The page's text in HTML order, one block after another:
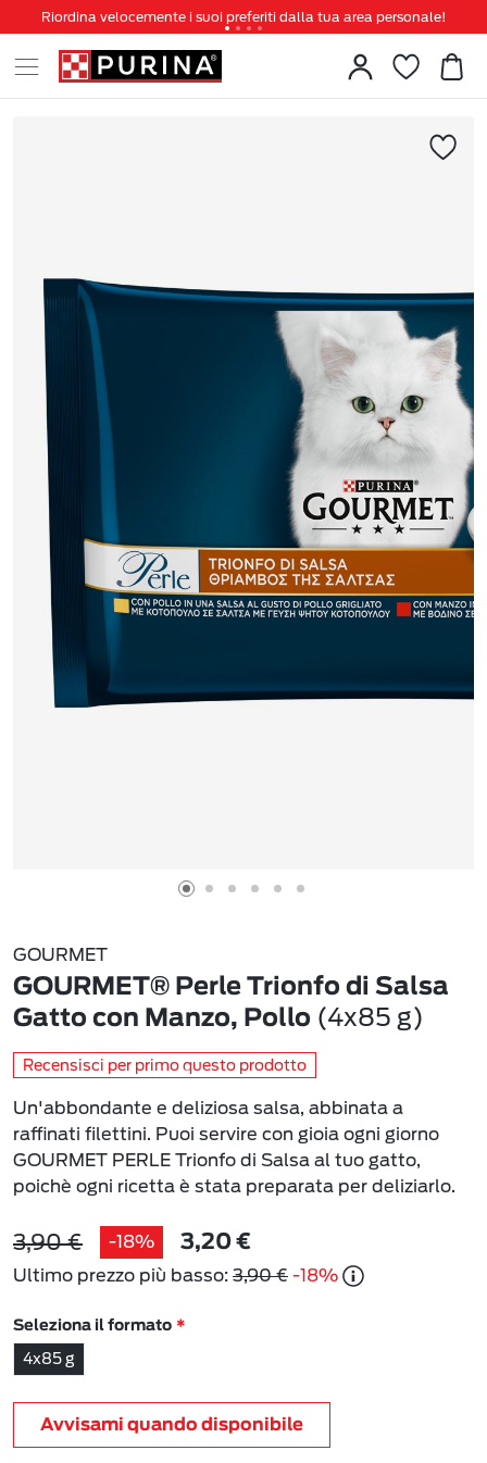
Riordina velocemente i suoi preferiti dalla tua area personale!
Tanti sconti e novità ti aspettano, non perderteli!
Spedizione gratuita a partire da 49 €
GOURMET
GOURMET® Perle Trionfo di Salsa
Gatto con Manzo, Pollo (4x85 g)
Recensisci per primo questo prodotto
Un'abbondante e deliziosa salsa, abbinata a
raffinati filettini. Puoi servire con gioia ogni giorno
GOURMET PERLE Trionfo di Salsa al tuo gatto,
poichè ogni ricetta è stata preparata per deliziarlo.
3,90 € -18% 3,20 €
Ultimo prezzo più basso: 3,90 € -18%
Seleziona il formato
4x85 g
Avvisami quando disponibile